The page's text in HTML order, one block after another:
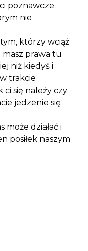
poznawcze
nie
którzy wciąż
masz prawa tu
niż kiedyś i
trakcie
ci się należy czy
jedzenie się
może działać i
posiłek naszym